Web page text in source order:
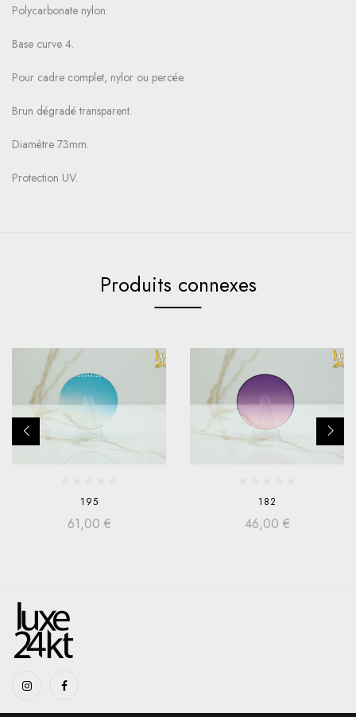
Polycarbonate nylon.
Base curve 4.
Pour cadre complet, nylor ou percée.
Brun dégradé transparent.
Diamètre 73mm.
Protection UV.
Produits connexes
195
61,00 €
182
46,00 €